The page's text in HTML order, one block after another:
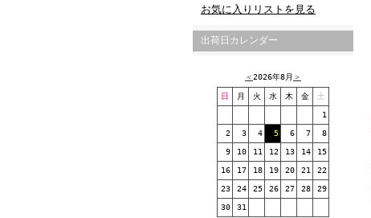
お気に入りリストを見る
出荷日カレンダー
＜2026年8月 ＞
日 月 火 水 木 金 土
1
2 3 4 5 6 7 8
9 10 11 12 13 14 15
16 17 18 19 20 21 22
23 24 25 26 27 28 29
30 31